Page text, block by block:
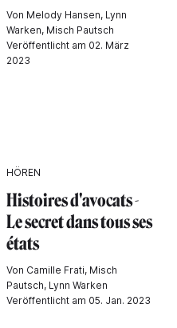
Von Melody Hansen, Lynn
Warken, Misch Pautsch
Veröffentlicht am 02. März
2023
HÖREN
Histoires d'avocats -
Le secret dans tous ses
états
Von Camille Frati, Misch
Pautsch, Lynn Warken
Veröffentlicht am 05. Jan. 2023